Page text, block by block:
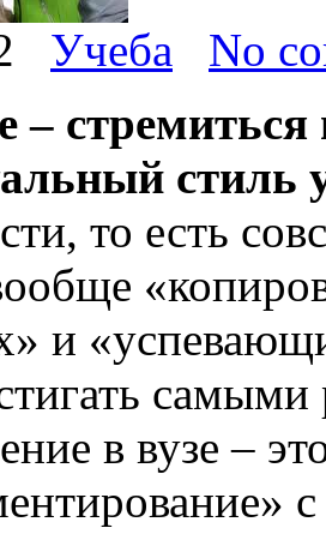
Учеба
No
–
стиль
то есть
и
в вузе –